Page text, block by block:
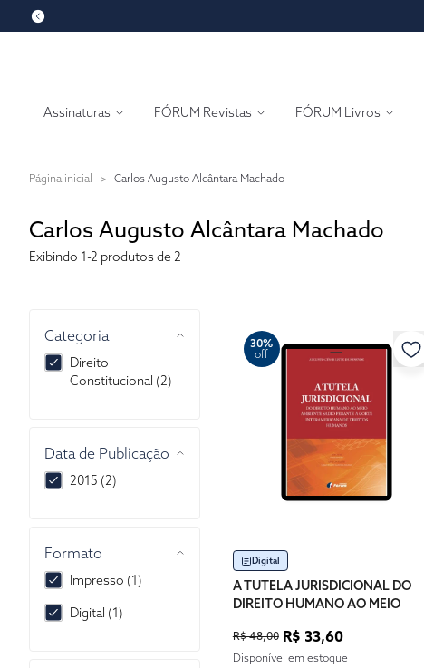
Assinaturas FÓRUM Revistas FÓRUM Livros
Página inicial > Carlos Augusto Alcântara Machado
Carlos Augusto Alcântara Machado
Exibindo 1-2 produtos de 2
Data de Publicação
2015 (2)
Formato
Impresso (1)
Digital (1)
Categoria
Direito
Constitucional (2)
30%
off
Digital
A TUTELA JURISDICIONAL DO
DIREITO HUMANO AO MEIO
CORTE INTERAMERICANA DE
DIREITOS HUMANOS
R$ 48,00 R$ 33,60
Disponível em estoque